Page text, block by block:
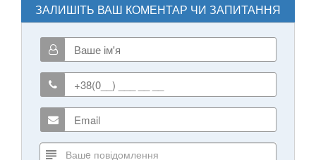
ЗАЛИШІТЬ ВАШ КОМЕНТАР ЧИ ЗАПИТАННЯ